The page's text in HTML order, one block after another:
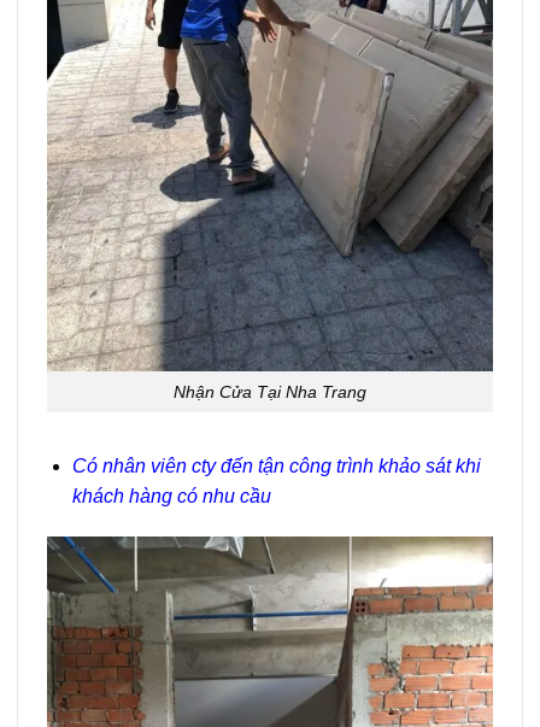
Nhận Cửa Tại Nha Trang
Có nhân viên cty đến tận công trình khảo sát khi
khách hàng có nhu cầu